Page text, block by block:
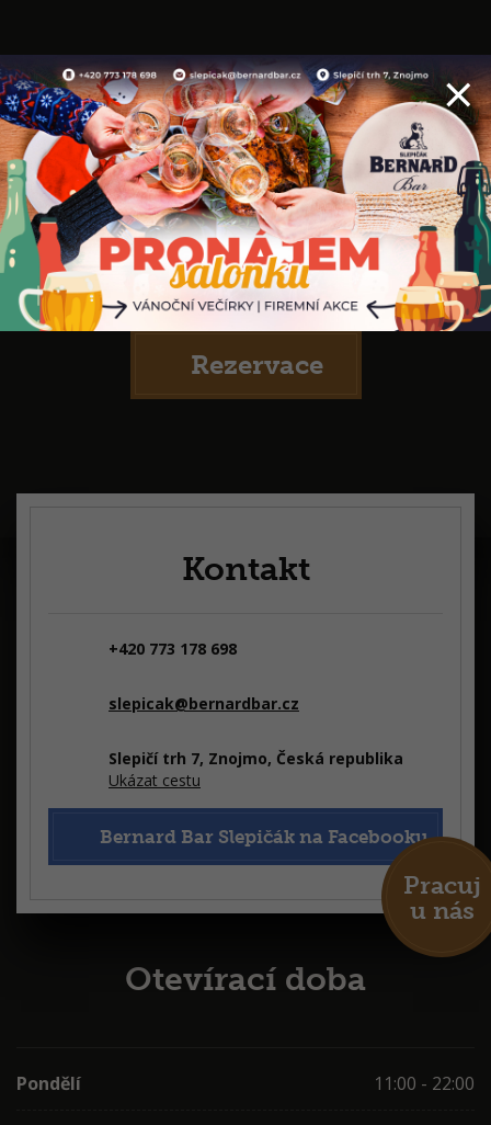
×
Bernard Bar
Slepičák
Rezervace
Kontakt
Pracuj
u nás
+420 773 178 698
slepicak@bernardbar.cz
Slepičí trh 7, Znojmo, Česká republika
Ukázat cestu
Bernard Bar Slepičák na Facebooku
Otevírací doba
Pondělí 11:00 - 22:00